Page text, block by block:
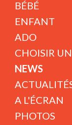
BÉBÉ
ENFANT
ADO
CHOISIR
NEWS
A L'ÉCRAN
PHOTOS